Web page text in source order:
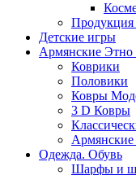
Детские игры
Армянские
Коврики
Половики
Ковры
3 D Ковры
Одежда. Обувь
Шарфы и